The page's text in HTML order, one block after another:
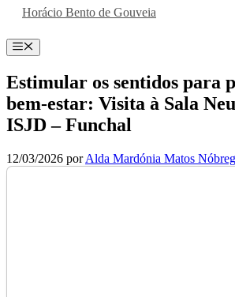
Horácio Bento de Gouveia
Menu
Estimular os sentidos para
bem-estar: Visita à Sala
ISJD – Funchal
12/03/2026 porAlda Mardónia Matos